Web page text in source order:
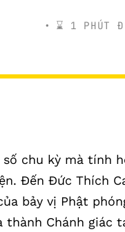
⌛️ 1 PHÚT
số chu kỳ mà tính
Đến Đức Thích
bảy vị Phật
thành Chánh giác